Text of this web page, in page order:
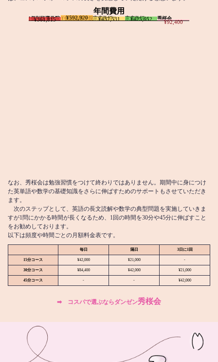
年間費用
I個別指導学院
¥361,815 T個別指導学院
¥592,920 家庭教師T
¥437,531 家庭教師M
¥425,652 秀桜会
¥92,400
なお、秀桜会は勉強習慣をつけて終わりではありません。期間中に身につけ
た英単語や数学の基礎知識をさらに伸ばすためのサポートもさせていただき
ます。
次のステップとして、英語の長文読解や数学の典型問題を実施していきま
すが1問にかかる時間が長くなるため、1回の時間を30分や45分に伸ばすこと
をお勧めしております。
以下は頻度や時間ごとの月額料金表です。
毎日 隔日 3日に1回
15分コース ¥42,000 ¥21,000 -
30分コース ¥84,400 ¥42,000 ¥21,000
45分コース - - ¥42,000
➡︎ コスパで選ぶならダンゼン秀桜会